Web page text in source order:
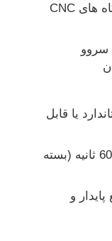
اجزای دقیق پردازش شده با دستگاه های CNC
سروو
قابل تنظیم (1:1 استاندارد یا قابل
محدوده حجم تغذیه: 0~4000 گرم/60 ثانیه (بسته
با توزیع پایدار و